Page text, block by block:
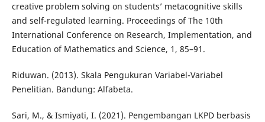
creative problem solving on students’ metacognitive skills
and self-regulated learning. Proceedings of The 10th
International Conference on Research, Implementation, and
Education of Mathematics and Science, 1, 85–91.
Riduwan. (2013). Skala Pengukuran Variabel-Variabel
Penelitian. Bandung: Alfabeta.
Sari, M., & Ismiyati, I. (2021). Pengembangan LKPD berbasis